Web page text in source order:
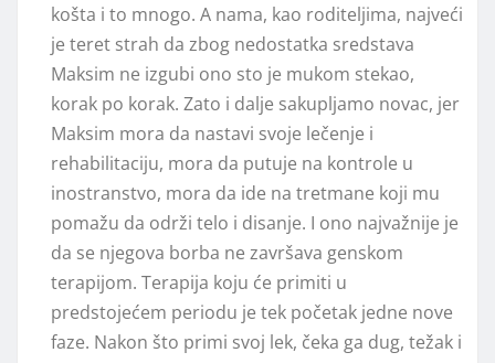
košta i to mnogo. A nama, kao roditeljima, najveći
je teret strah da zbog nedostatka sredstava
Maksim ne izgubi ono sto je mukom stekao,
korak po korak. Zato i dalje sakupljamo novac, jer
Maksim mora da nastavi svoje lečenje i
rehabilitaciju, mora da putuje na kontrole u
inostranstvo, mora da ide na tretmane koji mu
pomažu da održi telo i disanje. I ono najvažnije je
da se njegova borba ne završava genskom
terapijom. Terapija koju će primiti u
predstojećem periodu je tek početak jedne nove
faze. Nakon što primi svoj lek, čeka ga dug, težak i